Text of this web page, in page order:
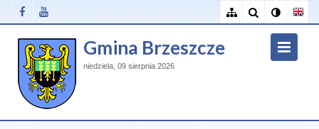
Gmina Brzeszcze
niedziela, 09 sierpnia 2026